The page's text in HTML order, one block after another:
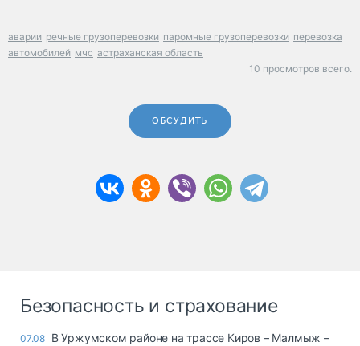
аварии речные грузоперевозки паромные грузоперевозки перевозка
автомобилей мчс астраханская область
10 просмотров всего.
ОБСУДИТЬ
Безопасность и страхование
07.08 В Уржумском районе на трассе Киров – Малмыж –